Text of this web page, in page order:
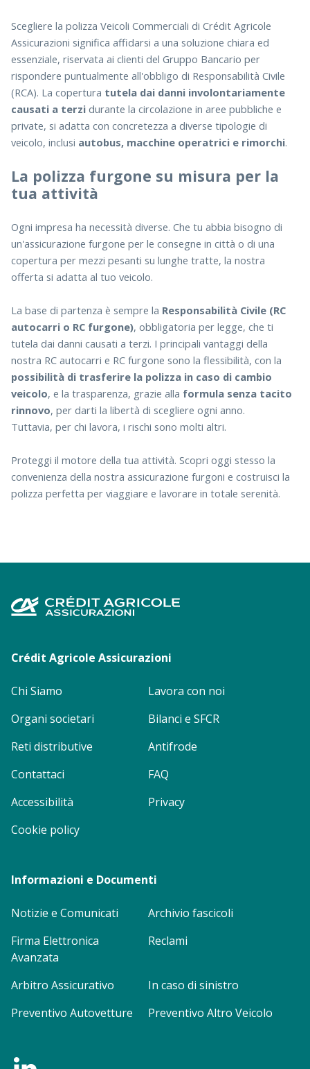
Scegliere la polizza Veicoli Commerciali di Crédit Agricole
Assicurazioni significa affidarsi a una soluzione chiara ed
essenziale, riservata ai clienti del Gruppo Bancario per
rispondere puntualmente all'obbligo di Responsabilità Civile
(RCA). La copertura tutela dai danni involontariamente
causati a terzi durante la circolazione in aree pubbliche e
private, si adatta con concretezza a diverse tipologie di
veicolo, inclusi autobus, macchine operatrici e rimorchi.
La polizza furgone su misura per la
tua attività
Ogni impresa ha necessità diverse. Che tu abbia bisogno di
un'assicurazione furgone per le consegne in città o di una
copertura per mezzi pesanti su lunghe tratte, la nostra
offerta si adatta al tuo veicolo.
La base di partenza è sempre la Responsabilità Civile (RC
autocarri o RC furgone), obbligatoria per legge, che ti
tutela dai danni causati a terzi. I principali vantaggi della
nostra RC autocarri e RC furgone sono la flessibilità, con la
possibilità di trasferire la polizza in caso di cambio
veicolo, e la trasparenza, grazie alla formula senza tacito
rinnovo, per darti la libertà di scegliere ogni anno.
Tuttavia, per chi lavora, i rischi sono molti altri.
Proteggi il motore della tua attività. Scopri oggi stesso la
convenienza della nostra assicurazione furgoni e costruisci la
polizza perfetta per viaggiare e lavorare in totale serenità.
Footer
menu
Crédit Agricole Assicurazioni
Chi Siamo
Lavora con noi
Organi societari
Bilanci e SFCR
Reti distributive
Antifrode
Contattaci
FAQ
Accessibilità
Privacy
Cookie policy
Informazioni e Documenti
Notizie e Comunicati
Archivio fascicoli
Firma Elettronica
Avanzata
Reclami
Arbitro Assicurativo
In caso di sinistro
Preventivo Autovetture
Preventivo Altro Veicolo